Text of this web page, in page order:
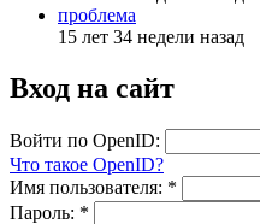
проблема
15 лет 34 недели назад
Вход на сайт
Войти по OpenID:
Что такое OpenID?
Имя пользователя: *
Пароль: *